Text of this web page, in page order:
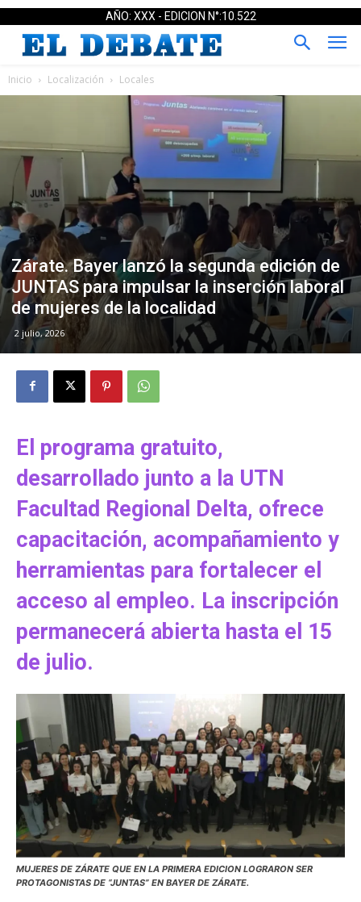
AÑO: XXX - EDICION N°:10.522
Inicio Localización Locales
Zárate. Bayer lanzó la segunda edición de
JUNTAS para impulsar la inserción laboral
de mujeres de la localidad
2 julio, 2026
El programa gratuito,
desarrollado junto a la UTN
Facultad Regional Delta, ofrece
capacitación, acompañamiento y
herramientas para fortalecer el
acceso al empleo. La inscripción
permanecerá abierta hasta el 15
de julio.
MUJERES DE ZÁRATE QUE EN LA PRIMERA EDICION LOGRARON SER
PROTAGONISTAS DE “JUNTAS” EN BAYER DE ZÁRATE.